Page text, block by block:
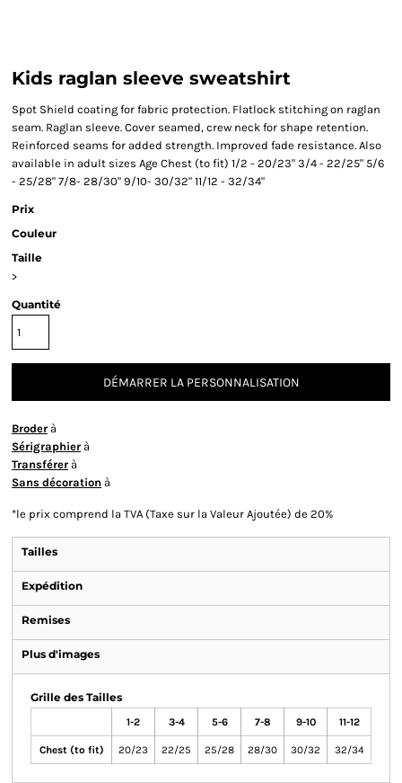
Kids raglan sleeve sweatshirt
Spot Shield coating for fabric protection. Flatlock stitching on raglan
seam. Raglan sleeve. Cover seamed, crew neck for shape retention.
Reinforced seams for added strength. Improved fade resistance. Also
available in adult sizes Age Chest (to fit) 1/2 - 20/23" 3/4 - 22/25" 5/6
- 25/28" 7/8- 28/30" 9/10- 30/32" 11/12 - 32/34"
Prix
Couleur
Taille
>
Quantité
DÉMARRER LA PERSONNALISATION
Broder à
Sérigraphier à
Transférer à
Sans décoration à
*le prix comprend la TVA (Taxe sur la Valeur Ajoutée) de 20%
Tailles
Expédition
Remises
Plus d'images
Grille des Tailles
1-2 3-4 5-6 7-8 9-10 11-12
Chest (to fit) 20/23 22/25 25/28 28/30 30/32 32/34